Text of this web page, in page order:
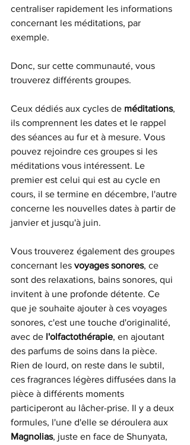
centraliser rapidement les informations
concernant les méditations, par
exemple.
Donc, sur cette communauté, vous
trouverez différents groupes.
Ceux dédiés aux cycles de méditations,
ils comprennent les dates et le rappel
des séances au fur et à mesure. Vous
pouvez rejoindre ces groupes si les
méditations vous intéressent. Le
premier est celui qui est au cycle en
cours, il se termine en décembre, l'autre
concerne les nouvelles dates à partir de
janvier et jusqu'à juin.
Vous trouverez également des groupes
concernant les voyages sonores, ce
sont des relaxations, bains sonores, qui
invitent à une profonde détente. Ce
que je souhaite ajouter à ces voyages
sonores, c'est une touche d'originalité,
avec de l'olfactothérapie, en ajoutant
des parfums de soins dans la pièce.
Rien de lourd, on reste dans le subtil,
ces fragrances légères diffusées dans la
pièce à différents moments
participeront au lâcher-prise. Il y a deux
formules, l'une d'elle se déroulera aux
Magnolias, juste en face de Shunyata,